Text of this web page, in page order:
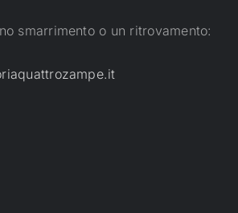
smarrimento o un ritrovamento: